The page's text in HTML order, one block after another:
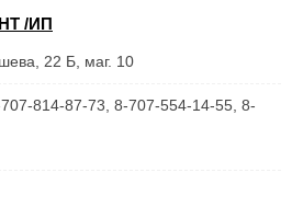
на складе, это те приоритеты,
динамично развивается. Наша
прайс) Кабель высоковольтный (
) Кабель низковольтный
/ИП
22 Б, маг. 10
814-87-73, 8-707-554-14-55, 8-